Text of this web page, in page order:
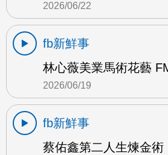
2026/06/22
fb新鮮事
林心薇美業馬術花藝
2026/06/19
fb新鮮事
蔡佑鑫第二人生煉金術